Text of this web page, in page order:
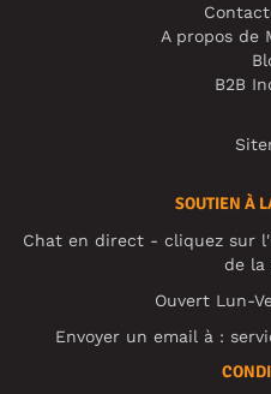
A propos de
B2B
SOUTIEN À
Chat en direct - cliquez sur
de la
Ouvert Lun-
Envoyer un email à :